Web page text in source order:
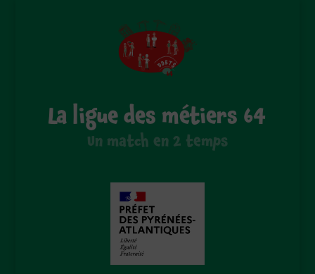
La ligue des métiers 64
Un match en 2 temps